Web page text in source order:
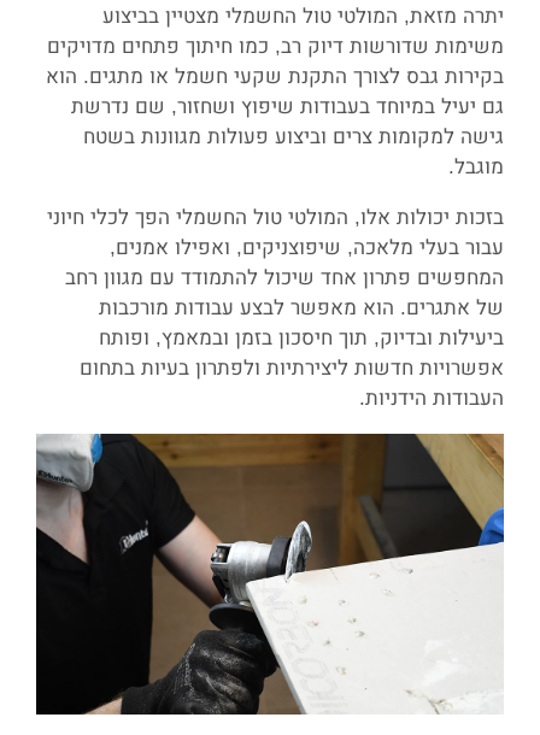
יתרה מזאת, המולטי טול החשמלי מצטיין בביצוע
משימות שדורשות דיוק רב, כמו חיתוך פתחים מדויקים
בקירות גבס לצורך התקנת שקעי חשמל או מתגים. הוא
גם יעיל במיוחד בעבודות שיפוץ ושחזור, שם נדרשת
גישה למקומות צרים וביצוע פעולות מגוונות בשטח
מוגבל.
בזכות יכולות אלו, המולטי טול החשמלי הפך לכלי חיוני
עבור בעלי מלאכה, שיפוצניקים, ואפילו אמנים,
המחפשים פתרון אחד שיכול להתמודד עם מגוון רחב
של אתגרים. הוא מאפשר לבצע עבודות מורכבות
ביעילות ובדיוק, תוך חיסכון בזמן ובמאמץ, ופותח
אפשרויות חדשות ליצירתיות ולפתרון בעיות בתחום
העבודות הידניות.